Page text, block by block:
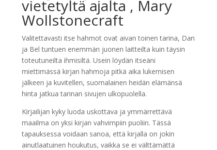
vietetyltä ajalta , Mary
Wollstonecraft
Valitettavasti itse hahmot ovat aivan toinen tarina, Dan
ja Bel tuntuen enemmän juonen laitteilta kuin täysin
toteutuneilta ihmisiltä. Usein löydän itseäni
miettimässä kirjan hahmoja pitkä aika lukemisen
jälkeen ja kuvitellen, suomalainen heidän elämänsä
hinta jatkua tarinan sivujen ulkopuolella.
Kirjailijan kyky luoda uskottava ja ymmärrettävä
maailma on yksi kirjan vahvimpiin puoliin. Tässä
tapauksessa voidaan sanoa, että kirjalla on jokin
ainutlaatuinen houkutus, vaikka se ei välttämättä